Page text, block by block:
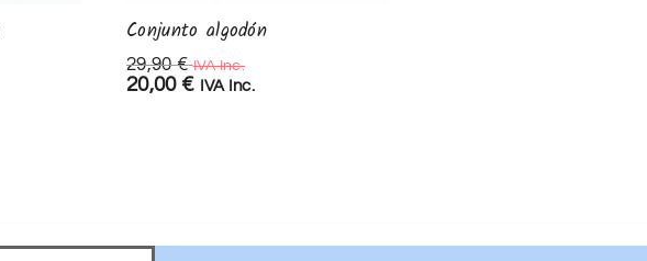
Conjunto algodón
29,90€ IVA Inc.
20,00 € IVA Inc.